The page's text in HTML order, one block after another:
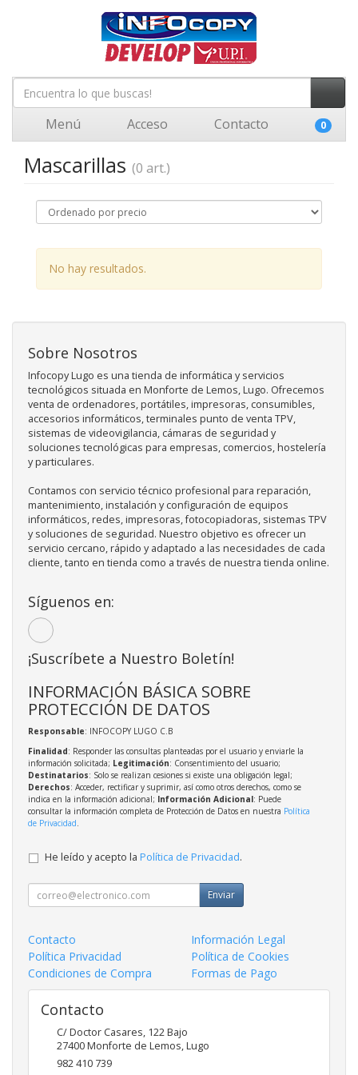
Menú Acceso Contacto 0
Mascarillas (0 art.)
No hay resultados.
Sobre Nosotros
Infocopy Lugo es una tienda de informática y servicios
tecnológicos situada en Monforte de Lemos, Lugo. Ofrecemos
venta de ordenadores, portátiles, impresoras, consumibles,
accesorios informáticos, terminales punto de venta TPV,
sistemas de videovigilancia, cámaras de seguridad y
soluciones tecnológicas para empresas, comercios, hostelería
y particulares.
Contamos con servicio técnico profesional para reparación,
mantenimiento, instalación y configuración de equipos
informáticos, redes, impresoras, fotocopiadoras, sistemas TPV
y soluciones de seguridad. Nuestro objetivo es ofrecer un
servicio cercano, rápido y adaptado a las necesidades de cada
cliente, tanto en tienda como a través de nuestra tienda online.
Síguenos en:
¡Suscríbete a Nuestro Boletín!
INFORMACIÓN BÁSICA SOBRE
PROTECCIÓN DE DATOS
Responsable: INFOCOPY LUGO C.B
Finalidad: Responder las consultas planteadas por el usuario y enviarle la
información solicitada; Legitimación: Consentimiento del usuario;
Destinatarios: Solo se realizan cesiones si existe una obligación legal;
Derechos: Acceder, rectificar y suprimir, así como otros derechos, como se
indica en la información adicional; Información Adicional: Puede
consultar la información completa de Protección de Datos en nuestra Política
de Privacidad.
He leído y acepto la Política de Privacidad.
Enviar
Contacto
Información Legal
Política Privacidad
Política de Cookies
Condiciones de Compra
Formas de Pago
Contacto
C/ Doctor Casares, 122 Bajo
27400Monforte de Lemos,Lugo
982 410 739